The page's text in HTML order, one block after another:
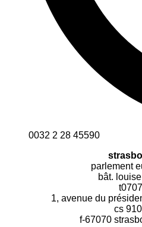
0032 2 28 45590
parlement
bât.
1, avenue du
cs
f-67070